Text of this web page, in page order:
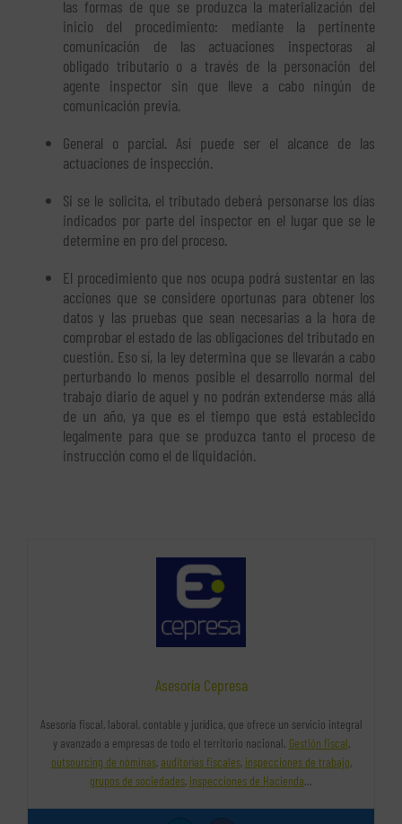
las formas de que se produzca la materialización del
inicio del procedimiento: mediante la pertinente
comunicación de las actuaciones inspectoras al
obligado tributario o a través de la personación del
agente inspector sin que lleve a cabo ningún de
comunicación previa.
General o parcial. Así puede ser el alcance de las
actuaciones de inspección.
Si se le solicita, el tributado deberá personarse los días
indicados por parte del inspector en el lugar que se le
determine en pro del proceso.
El procedimiento que nos ocupa podrá sustentar en las
acciones que se considere oportunas para obtener los
datos y las pruebas que sean necesarias a la hora de
comprobar el estado de las obligaciones del tributado en
cuestión. Eso sí, la ley determina que se llevarán a cabo
perturbando lo menos posible el desarrollo normal del
trabajo diario de aquel y no podrán extenderse más allá
de un año, ya que es el tiempo que está establecido
legalmente para que se produzca tanto el proceso de
instrucción como el de liquidación.
Asesoría Cepresa
Asesoría fiscal, laboral, contable y jurídica, que ofrece un servicio integral
y avanzado a empresas de todo el territorio nacional. Gestión fiscal,
outsourcing de nóminas,auditorías fiscales, inspecciones de trabajo,
grupos de sociedades, inspecciones de Hacienda…